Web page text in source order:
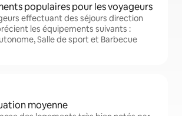
populaires pour les voyageurs
effectuant des séjours direction
les équipements suivants :
Salle de sport et Barbecue
moyenne